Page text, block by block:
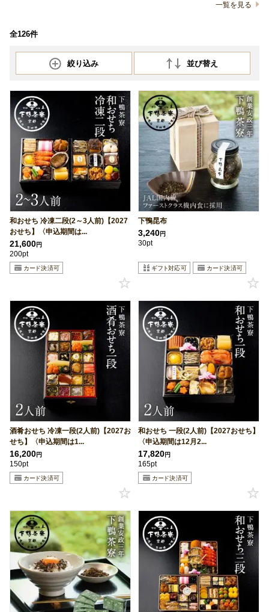
一覧を見る
全126件
絞り込み 並び替え
和おせち 冷凍二段(2～3人前)【2027
おせち】〈申込期間は...
21,600円
200pt
下鴨昆布
3,240円
30pt
酒肴おせち 冷凍一段(2人前)【2027お
せち】〈申込期間は1...
16,200円
150pt
和おせち 一段(2人前)【2027おせち】
〈申込期間は12月2...
17,820円
165pt